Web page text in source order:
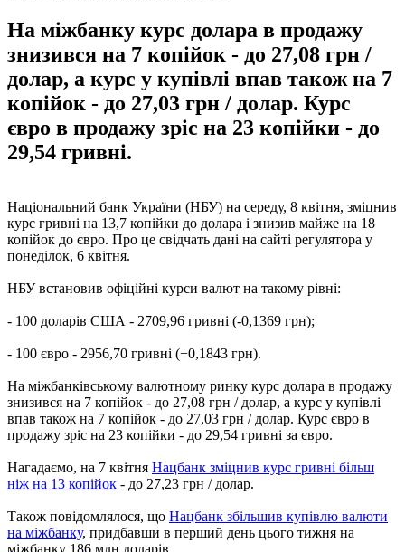
На міжбанку курс долара в продажу
знизився на 7 копійок - до 27,08 грн /
долар, а курс у купівлі впав також на 7
копійок - до 27,03 грн / долар. Курс
євро в продажу зріс на 23 копійки - до
29,54 гривні.
Національний банк України (НБУ) на середу, 8 квітня, зміцнив
курс гривні на 13,7 копійки до долара і знизив майже на 18
копійок до євро. Про це свідчать дані на сайті регулятора у
понеділок, 6 квітня.
НБУ встановив офіційні курси валют на такому рівні:
- 100 доларів США - 2709,96 гривні (-0,1369 грн);
- 100 євро - 2956,70 гривні (+0,1843 грн).
На міжбанківському валютному ринку курс долара в продажу
знизився на 7 копійок - до 27,08 грн / долар, а курс у купівлі
впав також на 7 копійок - до 27,03 грн / долар. Курс євро в
продажу зріс на 23 копійки - до 29,54 гривні за євро.
Нагадаємо, на 7 квітня Нацбанк зміцнив курс гривні більш
ніж на 13 копійок - до 27,23 грн / долар.
Також повідомлялося, що Нацбанк збільшив купівлю валюти
на міжбанку, придбавши в перший день цього тижня на
міжбанку 186 млн доларів.